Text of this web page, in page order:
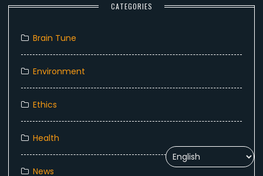
CATEGORIES
Brain Tune
Environment
Ethics
Health
News